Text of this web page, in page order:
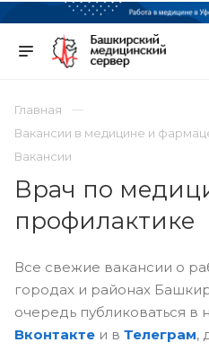
Главная
Вакансии в медицине и
Вакансии
Врач по
профилактике
Все свежие вакансии о
городах и районах
очередь публиковаться в
Вконтакте и в Телеграм,